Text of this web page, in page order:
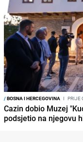
/BOSNA I HERCEGOVINA I PRIJE
Cazin dobio Muzej
podsjetio na njegovu